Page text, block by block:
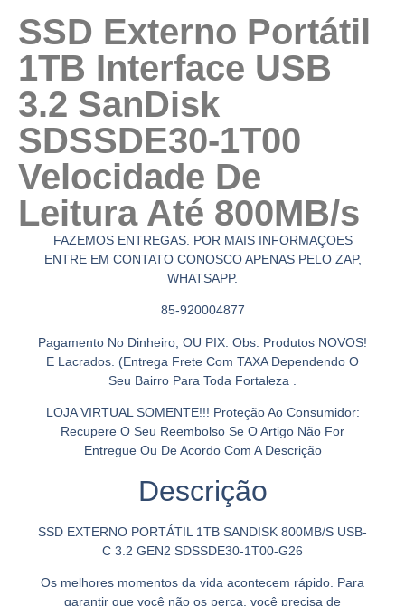
SSD Externo Portátil
1TB Interface USB
3.2 SanDisk
SDSSDE30-1T00
Velocidade De
Leitura Até 800MB/s
FAZEMOS ENTREGAS. POR MAIS INFORMAÇOES
ENTRE EM CONTATO CONOSCO APENAS PELO ZAP,
WHATSAPP.
85-920004877
Pagamento No Dinheiro, OU PIX. Obs: Produtos NOVOS!
E Lacrados. (Entrega Frete Com TAXA Dependendo O
Seu Bairro Para Toda Fortaleza .
LOJA VIRTUAL SOMENTE!!! Proteção Ao Consumidor:
Recupere O Seu Reembolso Se O Artigo Não For
Entregue Ou De Acordo Com A Descrição
Descrição
SSD EXTERNO PORTÁTIL 1TB SANDISK 800MB/S USB-
C 3.2 GEN2 SDSSDE30-1T00-G26
Os melhores momentos da vida acontecem rápido. Para
garantir que você não os perca, você precisa de